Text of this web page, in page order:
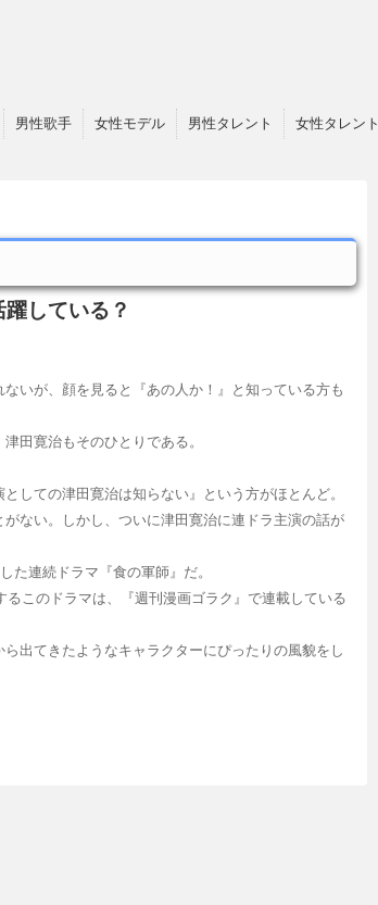
男性歌手 女性モデル 男性タレント 女性タレント
している？
いが、顔を見ると『あの人か！』と知っている方も
田寛治もそのひとりである。
しての津田寛治は知らない』という方がほとんど。
ない。しかし、ついに津田寛治に連ドラ主演の話が
た連続ドラマ『食の軍師』だ。
このドラマは、『週刊漫画ゴラク』で連載している
出てきたようなキャラクターにぴったりの風貌をし